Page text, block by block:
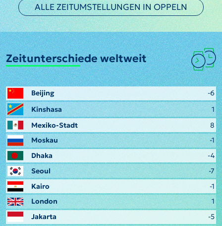
ALLE ZEITUMSTELLUNGEN IN OPPELN
Zeitunterschiede weltweit
Beijing
-6
Kinshasa
1
Mexiko-Stadt
8
Moskau
-1
Dhaka
-4
Seoul
-7
Kairo
-1
London
1
Jakarta
-5